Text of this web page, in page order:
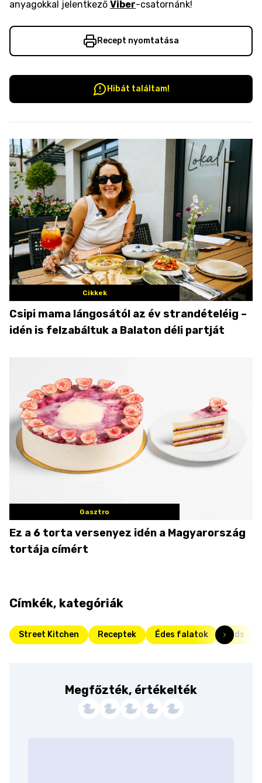
anyagokkal jelentkező Viber-csatornánk!
Recept nyomtatása
Hibát találtam!
Cikkek
Csipi mama lángosától az év strandételéig –
idén is felzabáltuk a Balaton déli partját
Gasztro
Ez a 6 torta versenyez idén a Magyarország
tortája címért
Címkék, kategóriák
Street Kitchen Receptek Édes falatok Kids
Megfőzték, értékelték